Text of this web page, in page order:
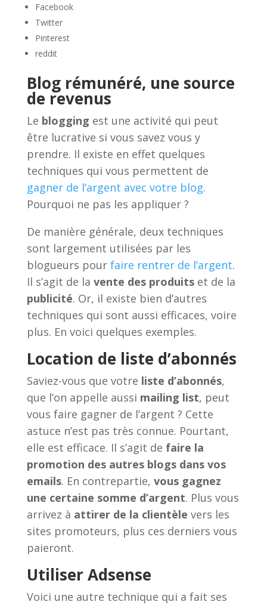
Facebook
Twitter
Pinterest
reddit
Blog rémunéré, une source
de revenus
Le blogging est une activité qui peut
être lucrative si vous savez vous y
prendre. Il existe en effet quelques
techniques qui vous permettent de
gagner de l’argent avec votre blog.
Pourquoi ne pas les appliquer ?
De manière générale, deux techniques
sont largement utilisées par les
blogueurs pour faire rentrer de l’argent.
Il s’agit de la vente des produitset de la
publicité. Or, il existe bien d’autres
techniques qui sont aussi efficaces, voire
plus. En voici quelques exemples.
Location de liste d’abonnés
Saviez-vous que votre liste d’abonnés,
que l’on appelle aussi mailing list, peut
vous faire gagner de l’argent ? Cette
astuce n’est pas très connue. Pourtant,
elle est efficace. Il s’agit de faire la
promotion des autres blogs dans vos
emails. En contrepartie, vous gagnez
une certaine somme d’argent. Plus vous
arrivez à attirer de la clientèle vers les
sites promoteurs, plus ces derniers vous
paieront.
Utiliser Adsense
Voici une autre technique qui a fait ses